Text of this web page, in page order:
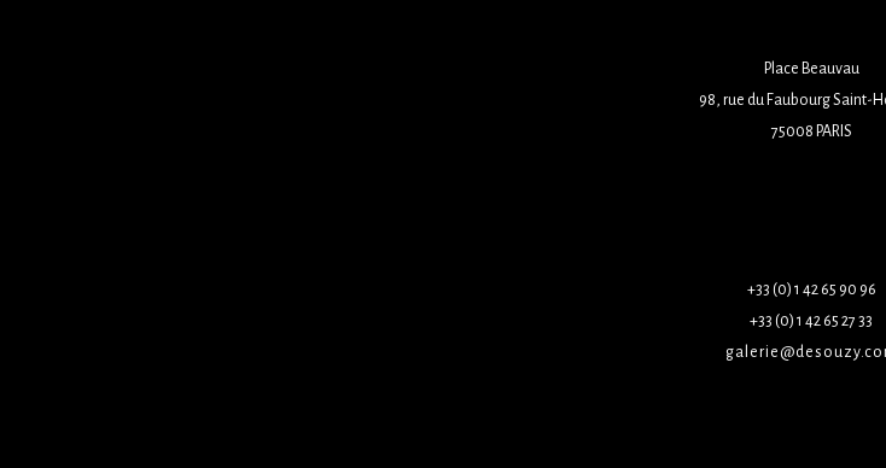
Place Beauvau
98, rue du Faubourg Saint-
75008 PARIS
+33 (0) 1 42 65 90 96
+33 (0) 1 42 65 27 33